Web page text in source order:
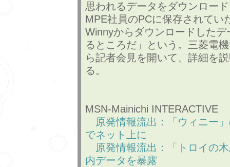
思われるデータをダウンロー
MPE社員のPCに保存されてい
Winnyからダウンロードした
るところだ」という。三菱電
ら記者会見を開いて、詳細を
る。
MSN-Mainichi INTERACTIVE
原発情報流出：「ウィニー
でネット上に
原発情報流出：「トロイの
内データを暴露